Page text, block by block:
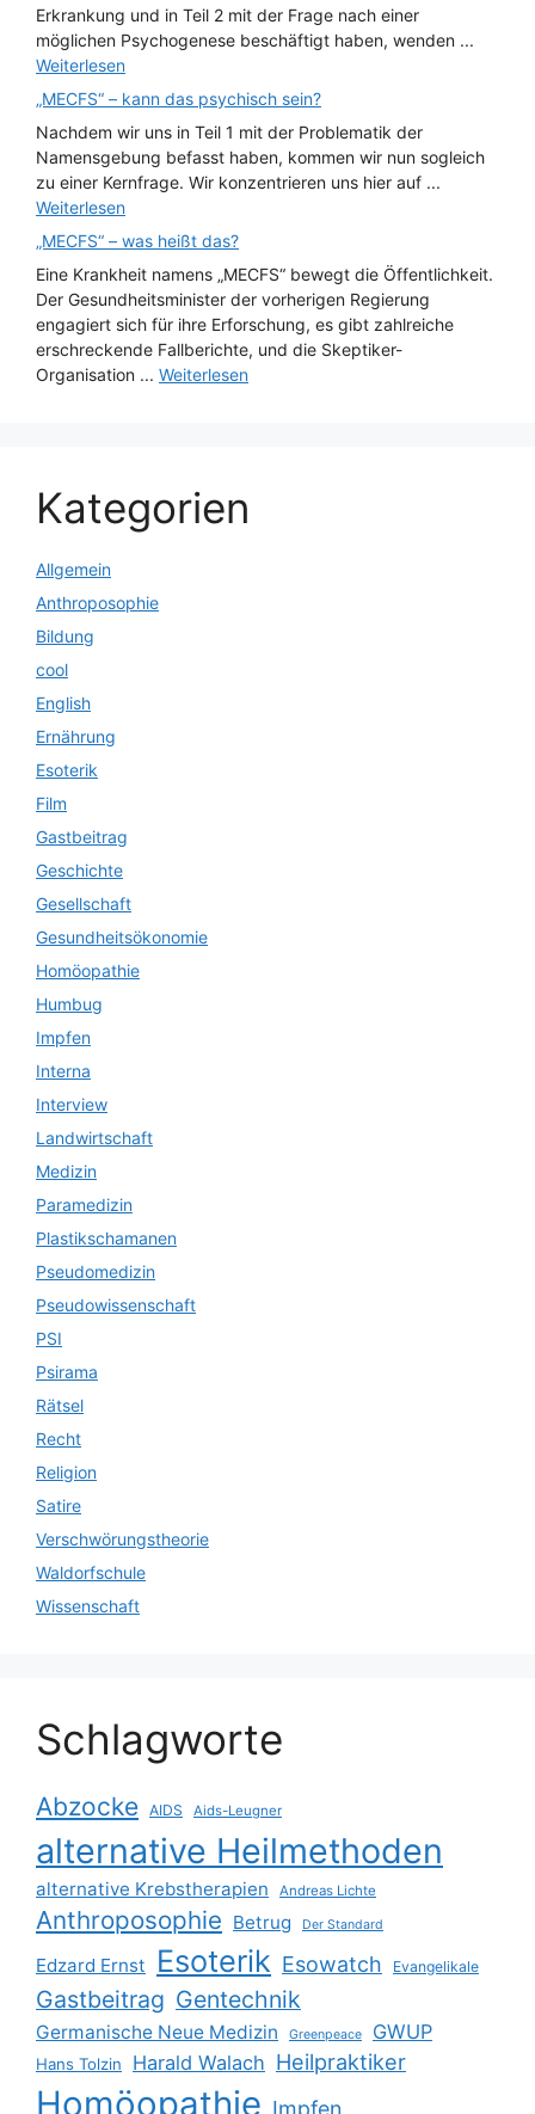
Erkrankung und in Teil 2 mit der Frage nach einer
möglichen Psychogenese beschäftigt haben, wenden ...
Weiterlesen
„MECFS“ – kann das psychisch sein?
Nachdem wir uns in Teil 1 mit der Problematik der
Namensgebung befasst haben, kommen wir nun sogleich
zu einer Kernfrage. Wir konzentrieren uns hier auf ...
Weiterlesen
„MECFS“ – was heißt das?
Eine Krankheit namens „MECFS“ bewegt die Öffentlichkeit.
Der Gesundheitsminister der vorherigen Regierung
engagiert sich für ihre Erforschung, es gibt zahlreiche
erschreckende Fallberichte, und die Skeptiker-
Organisation ... Weiterlesen
Kategorien
Allgemein
Anthroposophie
Bildung
cool
English
Ernährung
Esoterik
Film
Gastbeitrag
Geschichte
Gesellschaft
Gesundheitsökonomie
Homöopathie
Humbug
Impfen
Interna
Interview
Landwirtschaft
Medizin
Paramedizin
Plastikschamanen
Pseudomedizin
Pseudowissenschaft
PSI
Psirama
Rätsel
Recht
Religion
Satire
Verschwörungstheorie
Waldorfschule
Wissenschaft
Schlagworte
Abzocke AIDS Aids-Leugner
alternative Heilmethoden
alternative Krebstherapien Andreas Lichte
Anthroposophie Betrug Der Standard
Edzard Ernst Esoterik Esowatch Evangelikale
Gastbeitrag Gentechnik
Germanische Neue Medizin Greenpeace GWUP
Hans Tolzin Harald Walach Heilpraktiker
Homöopathie Impfen